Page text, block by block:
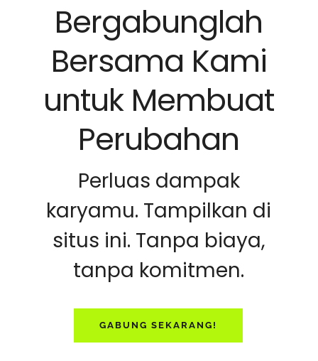
Bergabunglah
Bersama Kami
untuk Membuat
Perubahan
Perluas dampak
karyamu. Tampilkan di
situs ini. Tanpa biaya,
tanpa komitmen.
GABUNG SEKARANG!